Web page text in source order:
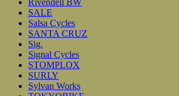
Rivendell BW
SALE
Salsa Cycles
SANTA CRUZ
Sig.
Signal Cycles
STOMPLOX
SURLY
Sylvan Works